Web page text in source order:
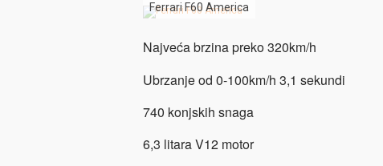
Ferrari F60 America
Najveća brzina preko 320km/h
Ubrzanje od 0-100km/h 3,1 sekundi
740 konjskih snaga
6,3 litara V12 motor